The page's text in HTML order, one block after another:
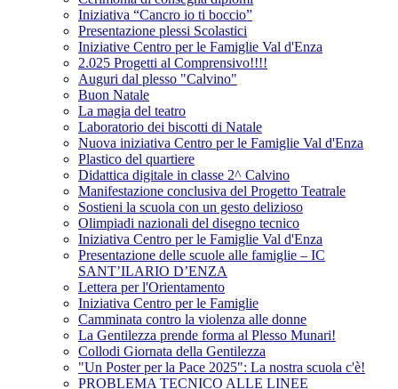
Iniziativa “Cancro io ti boccio”
Presentazione plessi Scolastici
Iniziative Centro per le Famiglie Val d'Enza
2.025 Progetti al Comprensivo!!!!
Auguri dal plesso "Calvino"
Buon Natale
La magia del teatro
Laboratorio dei biscotti di Natale
Nuova iniziativa Centro per le Famiglie Val d'Enza
Plastico del quartiere
Didattica digitale in classe 2^ Calvino
Manifestazione conclusiva del Progetto Teatrale
Sostieni la scuola con un gesto delizioso
Olimpiadi nazionali del disegno tecnico
Iniziativa Centro per le Famiglie Val d'Enza
Presentazione delle scuole alle famiglie – IC
SANT’ILARIO D’ENZA
Lettera per l'Orientamento
Iniziativa Centro per le Famiglie
Camminata contro la violenza alle donne
La Gentilezza prende forma al Plesso Munari!
Collodi Giornata della Gentilezza
"Un Poster per la Pace 2025": La nostra scuola c'è!
PROBLEMA TECNICO ALLE LINEE